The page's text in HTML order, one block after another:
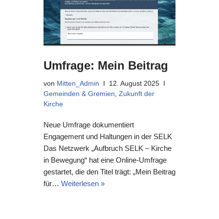
Umfrage: Mein Beitrag
von Mitten_Admin
12. August 2025
Gemeinden & Gremien, Zukunft der
Kirche
Neue Umfrage dokumentiert
Engagement und Haltungen in der SELK
Das Netzwerk „Aufbruch SELK – Kirche
in Bewegung“ hat eine Online-Umfrage
gestartet, die den Titel trägt: „Mein Beitrag
für… Weiterlesen »